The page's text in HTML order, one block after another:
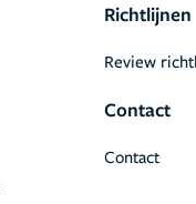
Richtlijnen
Review
Contact
Contact